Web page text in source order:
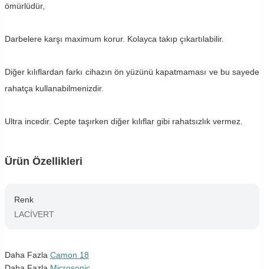
ömürlüdür,
Darbelere karşı maximum korur. Kolayca takıp çıkartılabilir.
Diğer kılıflardan farkı cihazın ön yüzünü kapatmaması ve bu sayede
rahatça kullanabilmenizdir.
Ultra incedir. Cepte taşırken diğer kılıflar gibi rahatsızlık vermez.
Ürün Özellikleri
Renk
LACİVERT
Daha Fazla Camon 18